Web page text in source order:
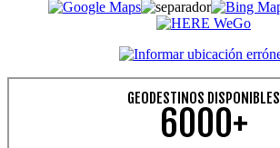
GEODESTINOS DISPONIBLES
6000+